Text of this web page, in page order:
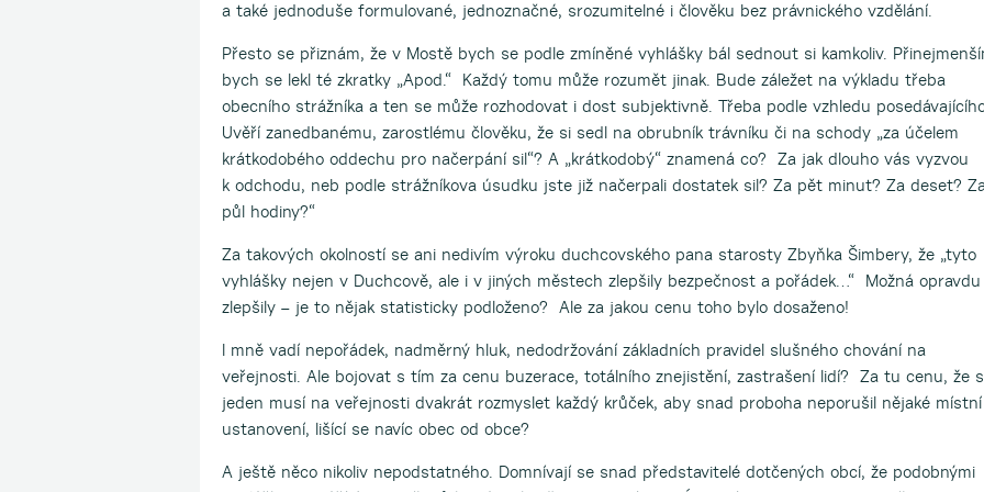
a také jednoduše formulované, jednoznačné, srozumitelné i člověku bez právnického vzdělání.
Přesto se přiznám, že v Mostě bych se podle zmíněné vyhlášky bál sednout si kamkoliv.
bych se lekl té zkratky „Apod.“ Každý tomu může rozumět jinak. Bude záležet na výkladu třeba
obecního strážníka a ten se může rozhodovat i dost subjektivně. Třeba podle vzhledu
Uvěří zanedbanému, zarostlému člověku, že si sedl na obrubník trávníku či na schody „za účelem
krátkodobého oddechu pro načerpání sil“? A „krátkodobý“ znamená co? Za jak dlouho vás vyzvou
k odchodu, neb podle strážníkova úsudku jste již načerpali dostatek sil? Za pět minut? Za deset?
půl hodiny?“
Za takových okolností se ani nedivím výroku duchcovského pana starosty Zbyňka Šimbery, že „tyto
vyhlášky nejen v Duchcově, ale i v jiných městech zlepšily bezpečnost a pořádek…“ Možná opravdu
zlepšily – je to nějak statisticky podloženo? Ale za jakou cenu toho bylo dosaženo!
I mně vadí nepořádek, nadměrný hluk, nedodržování základních pravidel slušného chování na
veřejnosti. Ale bojovat s tím za cenu buzerace, totálního znejistění, zastrašení lidí? Za tu cenu, že
jeden musí na veřejnosti dvakrát rozmyslet každý krůček, aby snad proboha neporušil nějaké místní
ustanovení, lišící se navíc obec od obce?
A ještě něco nikoliv nepodstatného. Domnívají se snad představitelé dotčených obcí, že podobnými